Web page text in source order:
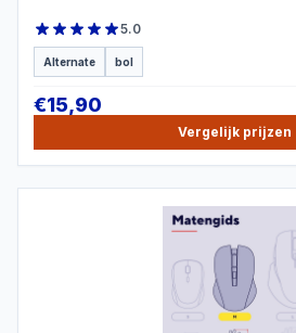
5.0
Alternate bol
€15,90
Vergelijk prijzen
PRODUCTBEELD